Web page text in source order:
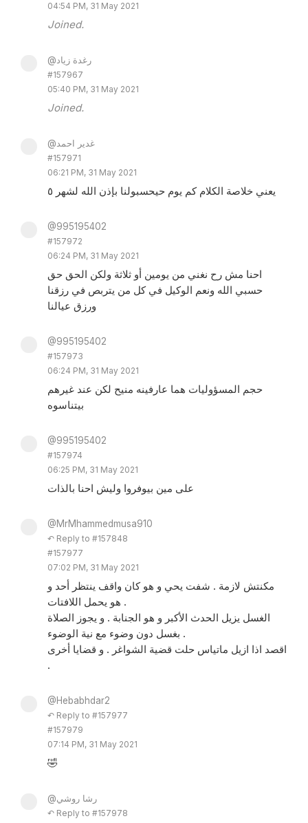
04:54 PM, 31 May 2021
Joined.
@رغدة زياد
#157967
05:40 PM, 31 May 2021
Joined.
@غدير احمد
#157971
06:21 PM, 31 May 2021
يعني خلاصة الكلام كم يوم حيحسبولنا بإذن الله لشهر ٥
@995195402
#157972
06:24 PM, 31 May 2021
احنا مش رح نغني من يومين أو ثلاثة ولكن الحق حق
حسبي الله ونعم الوكيل في كل من يتربص في رزقنا
ورزق عيالنا
@995195402
#157973
06:24 PM, 31 May 2021
حجم المسؤوليات هما عارفينه منيح لكن عند غيرهم
بيتناسوه
@995195402
#157974
06:25 PM, 31 May 2021
على مين بيوفروا وليش احنا بالذات
@MrMhammedmusa910
↶ Reply to #157848
#157977
07:02 PM, 31 May 2021
مكنتش لازمة . شفت يحي و هو كان واقف ينتظر أحد و
هو يحمل اللافتات .
الغسل يزيل الحدث الأكبر و هو الجنابة . و يجوز الصلاة
بغسل دون وضوء مع نية الوضوء .
اقصد اذا ازيل ماتياس حلت قضية الشواغر . و قضايا أخرى
.
@Hebabhdar2
↶ Reply to #157977
#157979
07:14 PM, 31 May 2021
🤣
@رشا روشي
↶ Reply to #157978